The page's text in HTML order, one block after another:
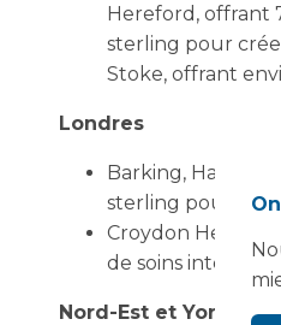
Hereford, offrant
sterling pour
Stoke, offrant
Londres
Barking,
sterling pour
Croydon Health
de soins intensifs
Nord-Est et Yorkshire